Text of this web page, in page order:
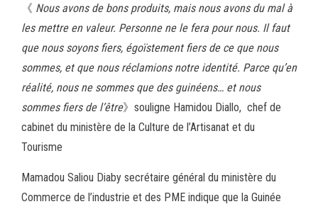
《 Nous avons de bons produits, mais nous avons du mal à
les mettre en valeur. Personne ne le fera pour nous. Il faut
que nous soyons fiers, égoïstement fiers de ce que nous
sommes, et que nous réclamions notre identité. Parce qu’en
réalité, nous ne sommes que des guinéens… et nous
sommes fiers de l’être》souligne Hamidou Diallo, chef de
cabinet du ministère de la Culture de l’Artisanat et du
Tourisme
Mamadou Saliou Diaby secrétaire général du ministère du
Commerce de l’industrie et des PME indique que la Guinée